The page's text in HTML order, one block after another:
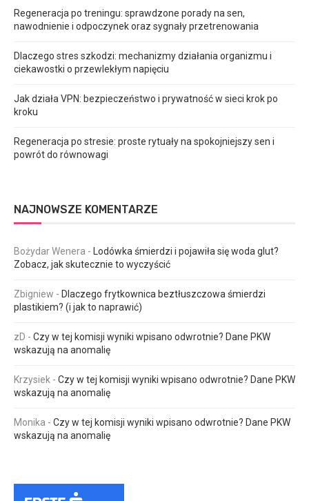
Regeneracja po treningu: sprawdzone porady na sen,
nawodnienie i odpoczynek oraz sygnały przetrenowania
Dlaczego stres szkodzi: mechanizmy działania organizmu i
ciekawostki o przewlekłym napięciu
Jak działa VPN: bezpieczeństwo i prywatność w sieci krok po
kroku
Regeneracja po stresie: proste rytuały na spokojniejszy sen i
powrót do równowagi
NAJNOWSZE KOMENTARZE
Bożydar Wenera -
Lodówka śmierdzi i pojawiła się woda glut?
Zobacz, jak skutecznie to wyczyścić
Zbigniew - Dlaczego frytkownica beztłuszczowa śmierdzi
plastikiem? (i jak to naprawić)
zD - Czy w tej komisji wyniki wpisano odwrotnie? Dane PKW
wskazują na anomalię
Krzysiek - Czy w tej komisji wyniki wpisano odwrotnie? Dane PKW
wskazują na anomalię
Monika - Czy w tej komisji wyniki wpisano odwrotnie? Dane PKW
wskazują na anomalię